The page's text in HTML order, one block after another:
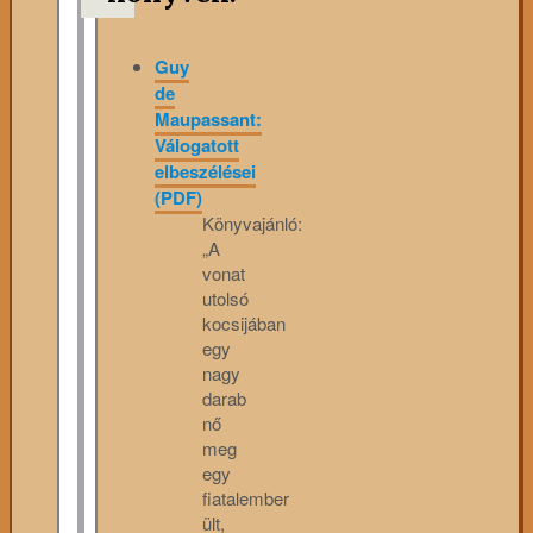
Guy
de
Maupassant:
Válogatott
elbeszélései
(PDF)
Könyvajánló:
„A
vonat
utolsó
kocsijában
egy
nagy
darab
nő
meg
egy
fiatalember
ült,